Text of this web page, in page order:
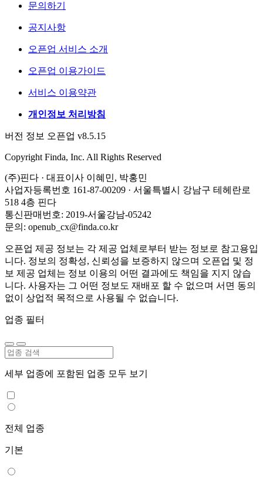
문의하기
공지사항
오픈업 서비스 소개
오픈업 이용가이드
서비스 이용약관
개인정보 처리방침
버전 정보 오픈업 v8.5.15
Copyright Finda, Inc. All Rights Reserved
(주)핀다 · 대표이사 이혜민, 박홍민
사업자등록번호 161-87-00209 · 서울특별시 강남구 테헤란로
518 4층 핀다
통신판매번호: 2019-서울강남-05242
문의: openub_cx@finda.co.kr
오픈업 제공 정보는 각 제공 업체로부터 받는 정보로 참고용입
니다. 정보의 정확성, 신뢰성을 보증하지 않으며 오픈업 및 정
보 제공 업체는 정보 이용의 어떤 결과에도 책임을 지지 않습
니다. 사용자는 그 어떤 정보도 재배포 할 수 없으며 서면 동의
없이 상업적 목적으로 사용될 수 없습니다.
업종 필터
세부 업종에 포함된 업종 모두 보기
전체 업종
기본